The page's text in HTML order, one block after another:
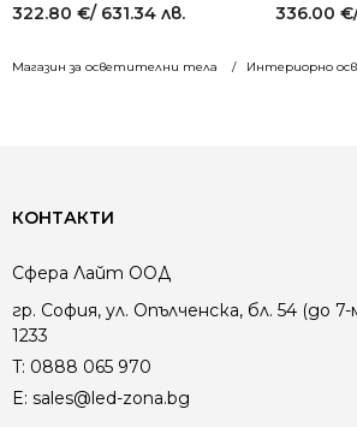
Магазин за осветителни тела Интериорно
322.80 €/ 631.34 лв. 336.00 €
КОНТАКТИ
Сфера Лайт ООД
гр. София, ул. Опълченска, бл. 54 (до
1233
T: 0888 065 970
E: sales@led-zona.bg